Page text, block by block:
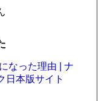
なった理由 | ナ
日本版サイト